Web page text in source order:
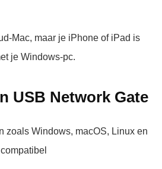
Mac, maar je iPhone of iPad is
je Windows-pc.
USB Network Gate
zoals Windows, macOS, Linux en